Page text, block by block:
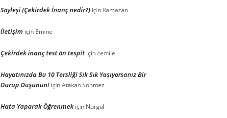
Söyleşi (Çekirdek İnanç nedir?) için Ramazan
İletişim için Emine
Çekirdek inanç test ön tespit içincemile
Hayatınızda Bu 10 Tersliği Sık Sık Yaşıyorsanız Bir
Durup Düşünün! içinAtakan Sönmez
Hata Yaparak Öğrenmek için Nurgul